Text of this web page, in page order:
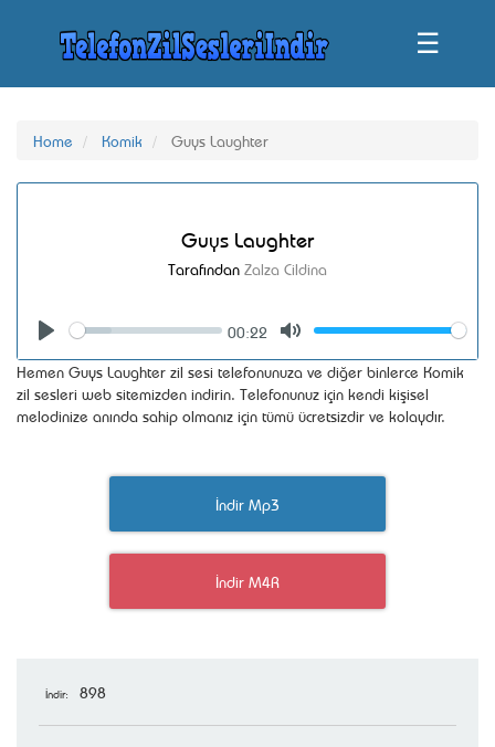
☰
Home Komik Guys Laughter
Guys Laughter
Tarafından Zalza Cildina
Seek
00:22
Volume
Hemen Guys Laughter zil sesi telefonunuza ve diğer binlerce Komik
zil sesleri web sitemizden indirin. Telefonunuz için kendi kişisel
melodinize anında sahip olmanız için tümü ücretsizdir ve kolaydır.
İndir Mp3
İndir M4R
İndir: 898